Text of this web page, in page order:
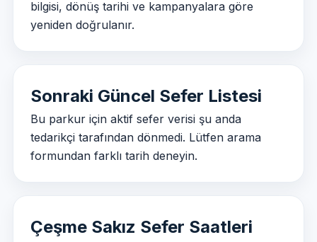
bilgisi, dönüş tarihi ve kampanyalara göre
yeniden doğrulanır.
Sonraki Güncel Sefer Listesi
Bu parkur için aktif sefer verisi şu anda
tedarikçi tarafından dönmedi. Lütfen arama
formundan farklı tarih deneyin.
Çeşme Sakız Sefer Saatleri